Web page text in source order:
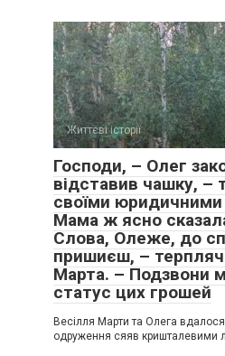
Життєві історії
Господи, – Олег
відставив чашку, –
своїми
Мама ж ясно
Слова, Олеже, до
пришиєш, –
Марта. – Подзвони
статус цих грошей
Весілля Марти та Олега
одруження сяяв кришталевими